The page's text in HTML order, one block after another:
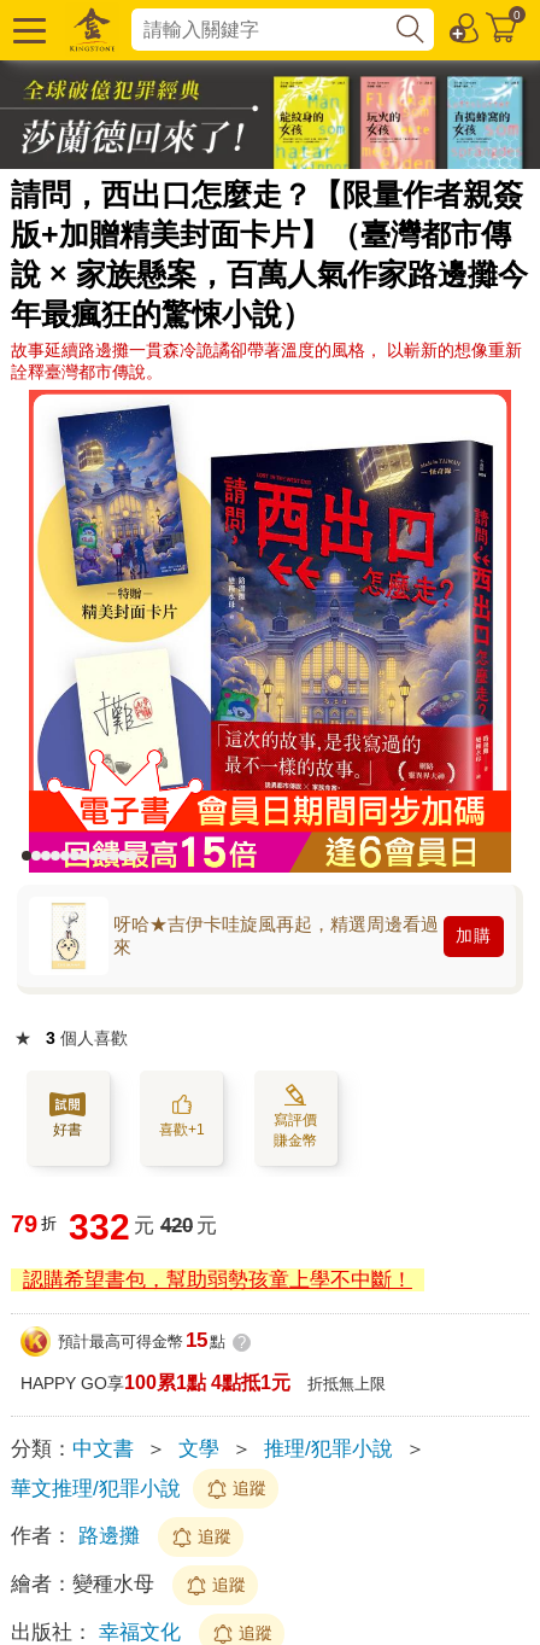
0
請問，西出口怎麼走？【限量作者親簽
版+加贈精美封面卡片】（臺灣都市傳
說 × 家族懸案，百萬人氣作家路邊攤今
年最瘋狂的驚悚小說）
故事延續路邊攤一貫森冷詭譎卻帶著溫度的風格， 以嶄新的想像重新
詮釋臺灣都市傳說。
呀哈★吉伊卡哇旋風再起，精選周邊看過
來
加購
★ 3 個人喜歡
好書 喜歡+1
寫評價
賺金幣
79 折 332 元 420 元
認購希望書包，幫助弱勢孩童上學不中斷！
預計最高可得金幣 15點 ?
HAPPY GO享100累1點 4點抵1元 折抵無上限
分類： 中文書 ＞ 文學 ＞ 推理/犯罪小說
＞
華文推理/犯罪小說
追蹤
作者： 路邊攤 追蹤
繪者： 變種水母 追蹤
出版社： 幸福文化 追蹤